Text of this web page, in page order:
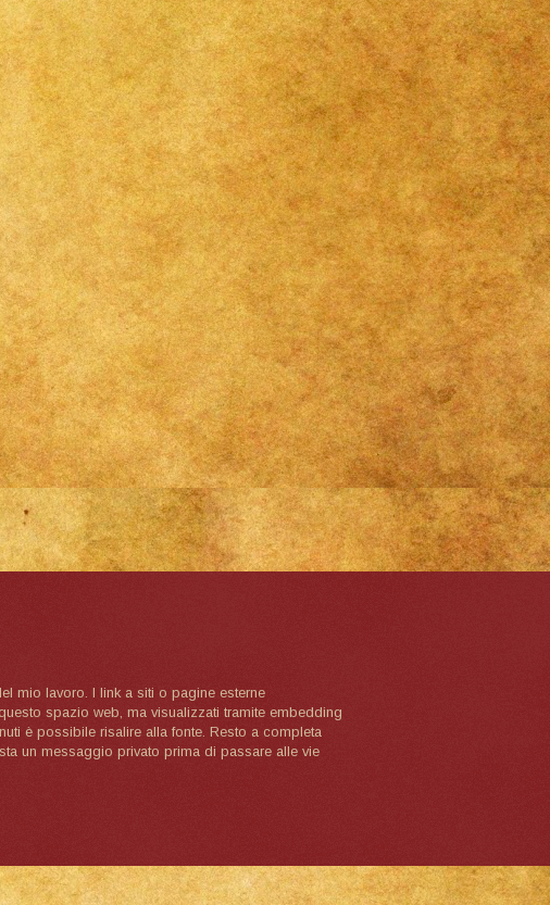
mio lavoro. I link a siti o pagine esterne
spazio web, ma visualizzati tramite embedding
è possibile risalire alla fonte. Resto a completa
un messaggio privato prima di passare alle vie